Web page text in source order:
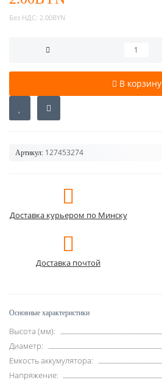
Без НДС: 2.00BYN
В корзину
Артикул: 127453274
Доставка курьером по Минску
Доставка почтой
Основные характеристики
Высота (мм):
Диаметр:
Емкость аккумулятора:
Напряжение: